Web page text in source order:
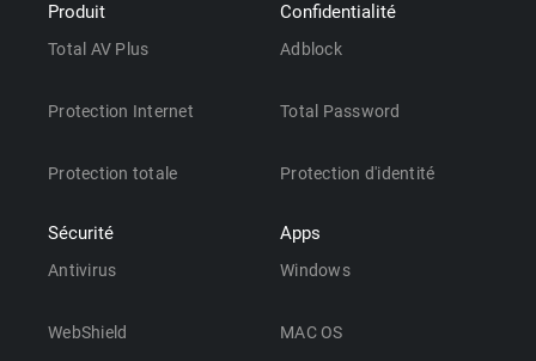
Produit
Total AV Plus
Protection Internet
Protection totale
Sécurité
Antivirus
WebShield
Confidentialité
Adblock
Total Password
Protection d'identité
Apps
Windows
MAC OS